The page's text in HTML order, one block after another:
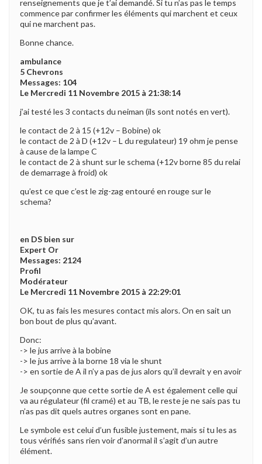
renseignements que je t’ai demandé. Si tu n’as pas le temps
commence par confirmer les éléments qui marchent et ceux
qui ne marchent pas.
Bonne chance.
ambulance
5 Chevrons
Messages: 104
Le Mercredi 11 Novembre 2015 à 21:38:14
j’ai testé les 3 contacts du neiman (ils sont notés en vert).
le contact de 2 à 15 (+12v – Bobine) ok
le contact de 2 à D (+12v – L du regulateur) 19 ohm je pense
à cause de la lampe C
le contact de 2 à shunt sur le schema (+12v borne 85 du relai
de demarrage à froid) ok
qu’est ce que c’est le zig-zag entouré en rouge sur le
schema?
en DS bien sur
Expert Or
Messages: 2124
Profil
Modérateur
Le Mercredi 11 Novembre 2015 à 22:29:01
OK, tu as fais les mesures contact mis alors. On en sait un
bon bout de plus qu’avant.
Donc:
-> le jus arrive à la bobine
-> le jus arrive à la borne 18 via le shunt
-> en sortie de A il n’y a pas de jus alors qu’il devrait y en avoir
Je soupçonne que cette sortie de A est également celle qui
va au régulateur (fil cramé) et au TB, le reste je ne sais pas tu
n’as pas dit quels autres organes sont en pane.
Le symbole est celui d’un fusible justement, mais si tu les as
tous vérifiés sans rien voir d’anormal il s’agit d’un autre
élément.